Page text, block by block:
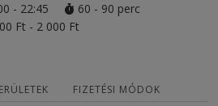
- 22:45
60 - 90 perc
Ft - 2 000 Ft
FIZETÉSI MÓDOK